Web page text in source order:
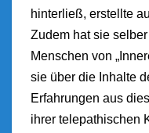
hinterließ, erstellte
Zudem hat sie
Menschen von
sie über die Inhalte
Erfahrungen aus
ihrer telepathischen